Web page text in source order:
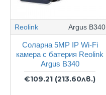
Reolink Argus B340
Соларна 5MP IP Wi-Fi
камера с батерия Reolink
Argus B340
€109.21 (213.60лв.)